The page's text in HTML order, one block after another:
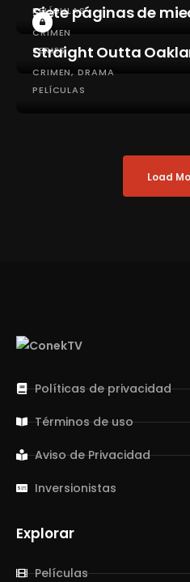
PELÍCULAS
Siete páginas de
CRIMEN
SERIES
Straight Outta
CRIMEN DRAMA
PELÍCULAS
Load
Políticas de privacidad
Términos de uso
Aviso de Privacidad
Inversionistas
Explorar
Películas